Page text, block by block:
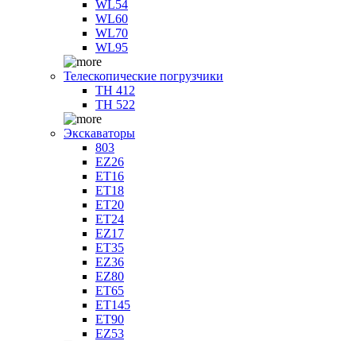
WL54
WL60
WL70
WL95
Телескопические погрузчики
TH 412
TH 522
Экскаваторы
803
EZ26
ET16
ET18
ET20
ET24
EZ17
ET35
EZ36
EZ80
ET65
ET145
ET90
EZ53